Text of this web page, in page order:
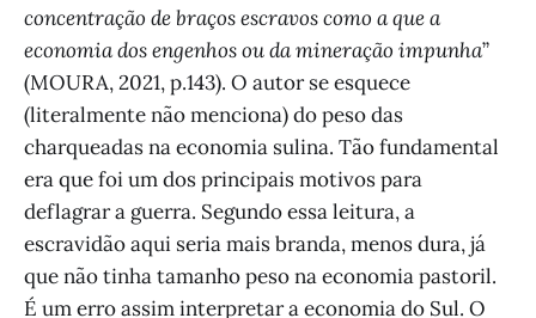
concentração de braços escravos como a que a
economia dos engenhos ou da mineração impunha”
(MOURA, 2021, p.143). O autor se esquece
(literalmente não menciona) do peso das
charqueadas na economia sulina. Tão fundamental
era que foi um dos principais motivos para
deflagrar a guerra. Segundo essa leitura, a
escravidão aqui seria mais branda, menos dura, já
que não tinha tamanho peso na economia pastoril.
É um erro assim interpretar a economia do Sul. O